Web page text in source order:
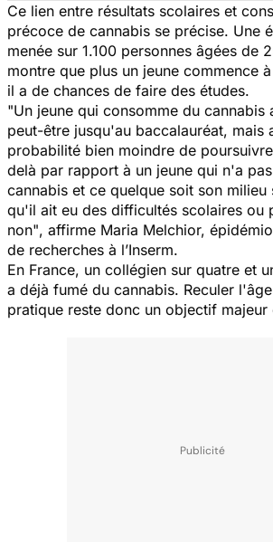
Ce lien entre résultats scolaires et
précoce de cannabis se précise. Une
menée sur 1.100 personnes âgées de
montre que plus un jeune commence
il a de chances de faire des études.
"Un jeune qui consomme du cannabis
peut-être jusqu'au baccalauréat, mais
probabilité bien moindre de
delà par rapport à un jeune qui n'a
cannabis et ce quelque soit son
qu'il ait eu des difficultés scolaires ou
non", affirme Maria Melchior,
de recherches à l’Inserm.
En France, un collégien sur quatre et
a déjà fumé du cannabis. Reculer
pratique reste donc un objectif majeur